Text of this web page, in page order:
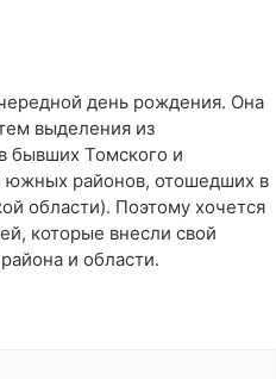
день рождения. Она
выделения из
бывших Томского и
южных районов, отошедших в
области). Поэтому хочется
которые внесли свой
и области.